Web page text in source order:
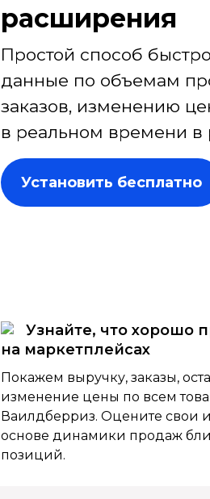
расширения
Простой способ
данные по объемам
заказов, изменению
в реальном времени в
Установить бесплатно
Узнайте, что хорошо
на маркетплейсах
Покажем выручку, заказы,
изменение цены по всем
Ваилдберриз. Оцените свои
основе динамики продаж
позиций.